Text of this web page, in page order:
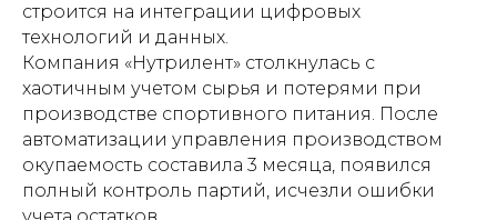
строится на интеграции цифровых
технологий и данных.
Компания «Нутрилент» столкнулась с
хаотичным учетом сырья и потерями при
производстве спортивного питания. После
автоматизации управления производством
окупаемость составила 3 месяца, появился
полный контроль партий, исчезли ошибки